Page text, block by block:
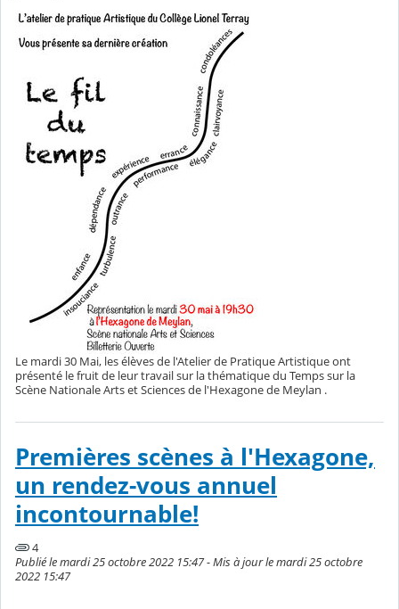
Le mardi 30 Mai, les élèves de l'Atelier de Pratique Artistique ont
présenté le fruit de leur travail sur la thématique du Temps sur la
Scène Nationale Arts et Sciences de l'Hexagone de Meylan .
Premières scènes à l'Hexagone,
un rendez-vous annuel
incontournable!
4
Publié le mardi 25 octobre 2022 15:47 - Mis à jour le mardi 25 octobre
2022 15:47